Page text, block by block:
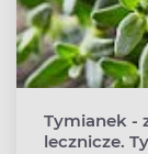
Tymianek -
lecznicze.